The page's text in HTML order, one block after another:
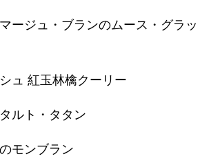
ージュ・ブランのムース・グラッ
ュ 紅玉林檎クーリー
ルト・タタン
モンブラン